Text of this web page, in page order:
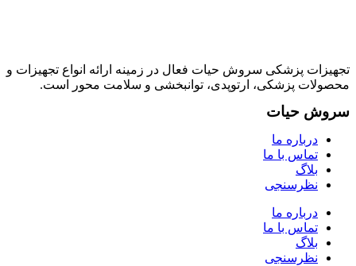
تجهیزات پزشکی سروش حیات فعال در زمینه ارائه انواع تجهیزات و
محصولات پزشکی، ارتوپدی، توانبخشی و سلامت محور است.
سروش حیات
درباره ما
تماس با ما
بلاگ
نظرسنجی
درباره ما
تماس با ما
بلاگ
نظرسنجی